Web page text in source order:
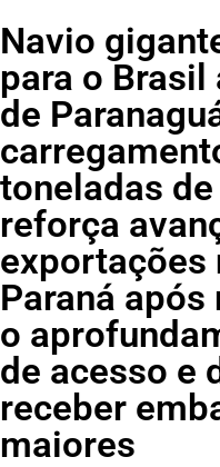
Navio
para o
de
toneladas
reforça
exportações
Paraná
o
de acesso e
receber
maiores